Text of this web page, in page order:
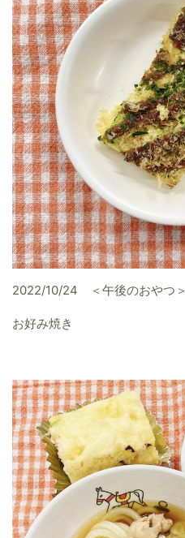
2022/10/24 ＜午後のおやつ＞
お好み焼き